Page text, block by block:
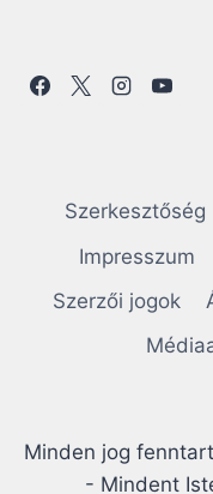
Szerkesztőség
Impresszum
Szerzői jogok
Minden jog
- Mindent